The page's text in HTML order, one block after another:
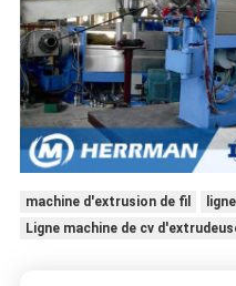
machine d'extrusion de fil
Ligne machine de cv